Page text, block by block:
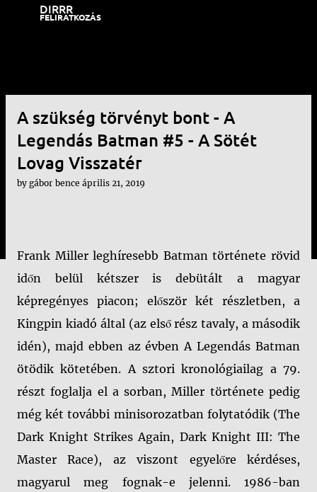
DIRRR
FELIRATKOZÁS
A szükség törvényt bont - A
Legendás Batman #5 - A Sötét
Lovag Visszatér
by gábor bence április 21, 2019
Frank Miller leghíresebb Batman története rövid
időn belül kétszer is debütált a magyar
képregényes piacon; először két részletben, a
Kingpin kiadó által (az első rész tavaly, a második
idén), majd ebben az évben A Legendás Batman
ötödik kötetében. A sztori kronológiailag a 79.
részt foglalja el a sorban, Miller története pedig
még két további minisorozatban folytatódik (The
Dark Knight Strikes Again, Dark Knight III: The
Master Race), az viszont egyelőre kérdéses,
magyarul meg fognak-e jelenni. 1986-ban